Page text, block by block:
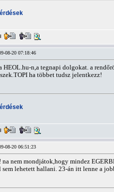
08-20 07:18:46
HEOL.hu-n,a tegnapi dolgokat. a
ha többet tudsz jelentkezz!
08-20 06:51:23
nem mondjátok,hogy mindez
lehetett hallani. 23-án itt lenne a